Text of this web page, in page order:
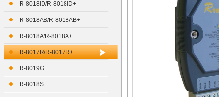
R-8018ID/R-8018ID+
R-8018AB/R-8018AB+
R-8018A/R-8018A+
R-8017R/R-8017R+
R-8019G
R-8018S